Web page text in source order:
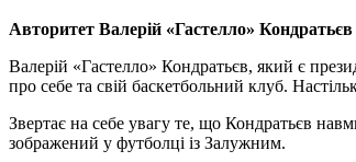
Авторитет Валерій «Гастелло»
Валерій «Гастелло» Кондратьєв, який є
про себе та свій баскетбольний клуб.
Звертає на себе увагу те, що Кондратьєв
зображений у футболці із Залужним.